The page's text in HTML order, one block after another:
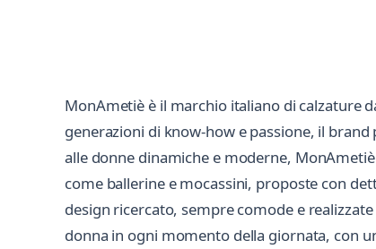
MonAmetiè è il marchio italiano di calzature
generazioni di know-how e passione, il
alle donne dinamiche e moderne,
come ballerine e mocassini, proposte con
design ricercato, sempre comode e
donna in ogni momento della giornata, con